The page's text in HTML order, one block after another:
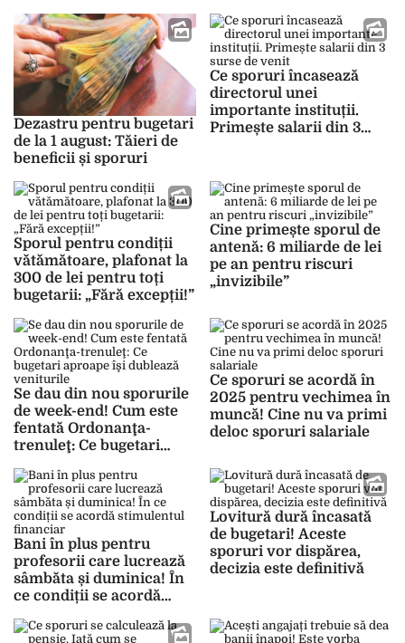
Dezastru pentru bugetari
de la 1 august: Tăieri de
beneficii și sporuri
Ce sporuri încasează
directorul unei
importante instituții.
Primește salarii din 3
Sporul pentru condiții
vătămătoare, plafonat la
300 de lei pentru toți
bugetarii: „Fără excepții!”
Cine primește sporul de
antenă: 6 miliarde de lei
pe an pentru riscuri
„invizibile”
Se dau din nou sporurile
de week-end! Cum este
fentată Ordonanţa-
trenuleţ: Ce bugetari
veniturile
Ce sporuri se acordă în
2025 pentru vechimea în
muncă! Cine nu va primi
deloc sporuri salariale
Bani în plus pentru
profesorii care lucrează
sâmbăta și duminica! În
ce condiții se acordă
Lovitură dură încasată
de bugetari! Aceste
sporuri vor dispărea,
decizia este definitivă